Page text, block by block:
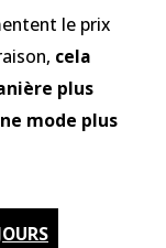
le prix
cela
plus
mode plus